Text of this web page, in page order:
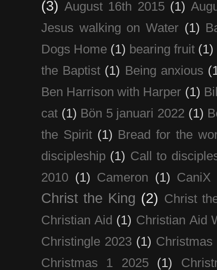
(3) August 16th 2015 (1)
Jesus walking on Water (1)
Dogs Home (1) bearing fruit (1)
the Baptist (1) Being anxious
Ben Harrison with Harper (1)
cat (1) Bön 5 januari 2022 (1)
the Spirit (1) Bread for the
discipleship (1) Call to
2010 (1) Cameron (1) CaniX
Christ the King (2) Christ
Christian Aid (1) Christian Aid
Christingle 2023 (1) Christmas
Christmas 1 2025
(1)